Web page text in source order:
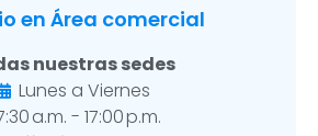
en Área comercial
nuestras sedes
Lunes a Viernes
a.m. - 17:00 p.m.